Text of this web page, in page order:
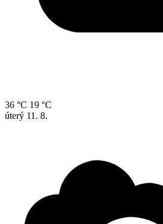
36 °C 19 °C
úterý 11. 8.